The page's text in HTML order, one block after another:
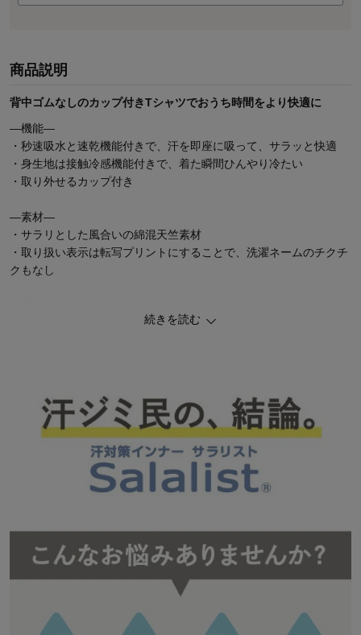
商品説明
背中ゴムなしのカップ付きTシャツでおうち時間をより快適に
―機能―
・秒速吸水と速乾機能付きで、汗を即座に吸って、サラッと快適
・身生地は接触冷感機能付きで、着た瞬間ひんやり冷たい
・取り外せるカップ付き
―素材―
・サラリとした風合いの綿混天竺素材
・取り扱い表示は転写プリントにすることで、洗濯ネームのチクチ
クもなし
・ゆったりとしたボートネックデザイン
・（25年モデル）は、ブラトップ内側部分の設計が少し異なりま
◆Salalist（サラリスト）
汗ジミを防ぎながら汗のベタつきやニオイ、暑さなどの様々な汗悩
みをケアし、快適に過ごせるよう開発したベルメゾンオリジナルの
「サラリスト（Salalistを含む）」は、株式会社千趣会の登録商標で
TVerでCM放映中！掲載商品をすべて見る
続きを読む